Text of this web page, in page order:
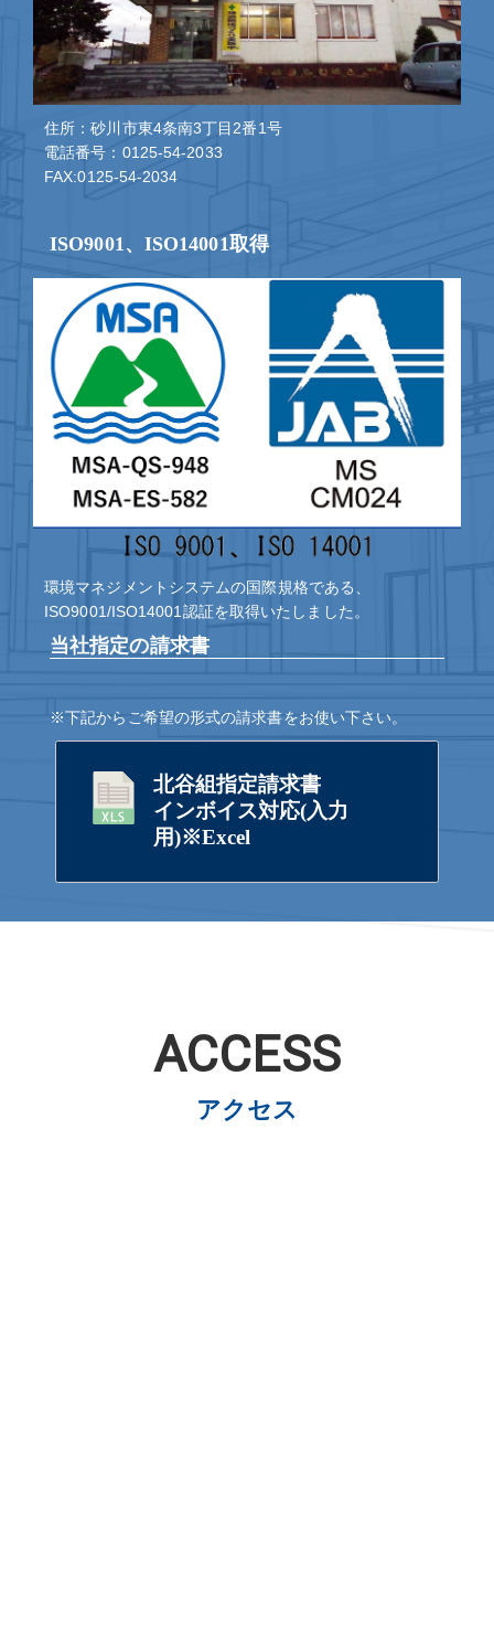
住所：砂川市東4条南3丁目2番1号
電話番号：0125-54-2033
FAX:0125-54-2034
ISO9001、ISO14001取得
環境マネジメントシステムの国際規格である、
ISO9001/ISO14001認証を取得いたしました。
当社指定の請求書
※下記からご希望の形式の請求書をお使い下さい。
北谷組指定請求書
インボイス対応(入力
用)※Excel
ACCESS
アクセス